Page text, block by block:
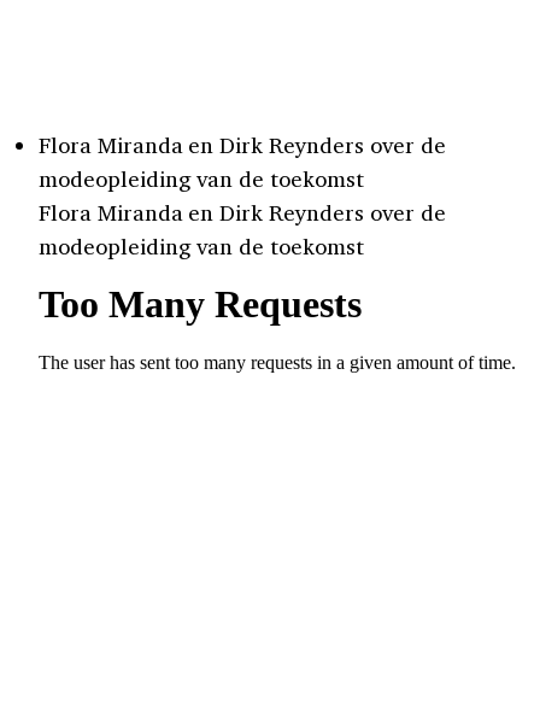
Flora Miranda en Dirk Reynders over de
modeopleiding van de toekomst
Flora Miranda en Dirk Reynders over de
modeopleiding van de toekomst